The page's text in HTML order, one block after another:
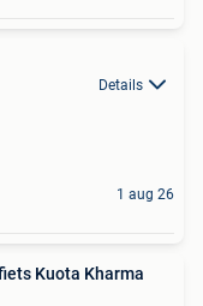
Details
1 aug 26
Kuota Kharma